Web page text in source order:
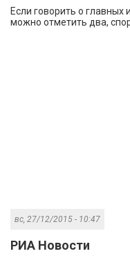
Если говорить о главных
можно отметить два,
вс, 27/12/2015 - 10:47
РИА Новости